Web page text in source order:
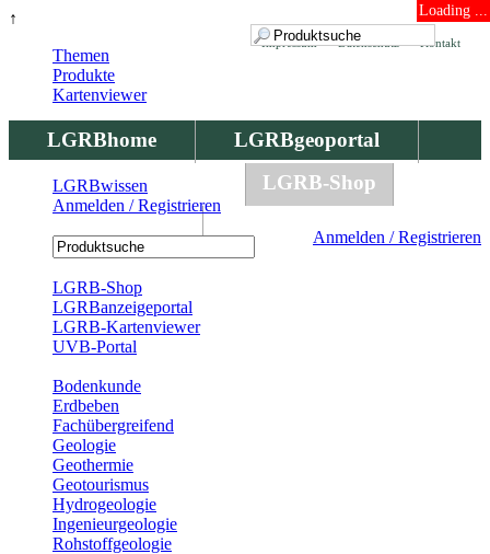
↑ Loading ...
Kontakt
Datenschutz
Impressum
LGRBhome
LGRBgeoportal
LGRBbohrungen
LGRB-Shop
Anmelden / Registrieren
Themen
Produkte
Kartenviewer
LGRBwissen
Anmelden / Registrieren
LGRB-Shop
LGRBanzeigeportal
LGRB-Kartenviewer
UVB-Portal
Bodenkunde
Erdbeben
Fachübergreifend
Geologie
Geothermie
Geotourismus
Hydrogeologie
Ingenieurgeologie
Rohstoffgeologie